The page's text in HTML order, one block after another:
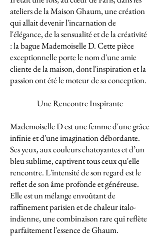
ateliers de la Maison Ghaum, une création
qui allait devenir l'incarnation de
l'élégance, de la sensualité et de la créativité
: la bague Mademoiselle D. Cette pièce
exceptionnelle porte le nom d'une amie
cliente de la maison, dont l'inspiration et la
passion ont été le moteur de sa conception.
Une Rencontre Inspirante
Mademoiselle D est une femme d'une grâce
infinie et d'une imagination débordante.
Ses yeux, aux couleurs chatoyantes et d’un
bleu sublime, captivent tous ceux qu'elle
rencontre. L'intensité de son regard est le
reflet de son âme profonde et généreuse.
Elle est un mélange envoûtant de
raffinement parisien et de chaleur italo-
indienne, une combinaison rare qui reflète
parfaitement l'essence de Ghaum.